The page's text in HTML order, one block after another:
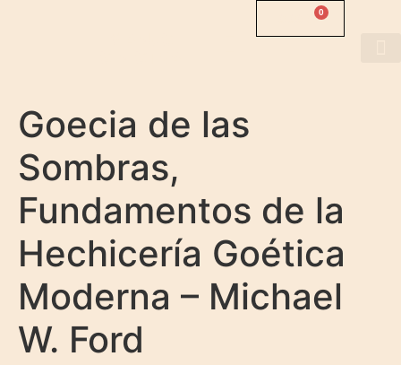
$ 0
Goecia de las
Sombras,
Fundamentos de la
Hechicería Goética
Moderna – Michael
W. Ford